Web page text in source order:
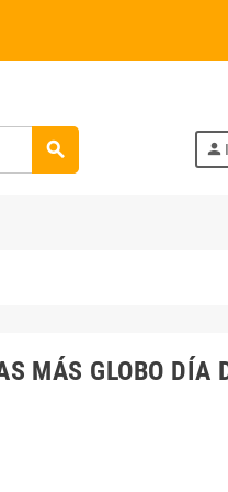
search person
MÁS GLOBO DÍA